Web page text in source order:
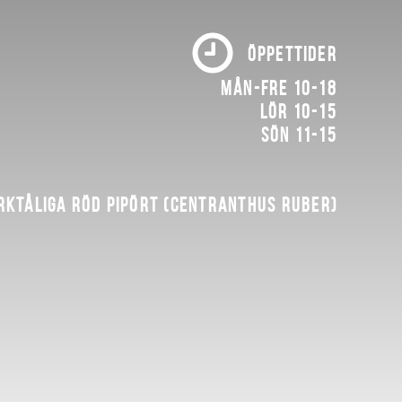
ÖPPETTIDER
Mån-fre 10-18
Lör 10-15
Sön 11-15
röd pipört (Centranthus ruber)